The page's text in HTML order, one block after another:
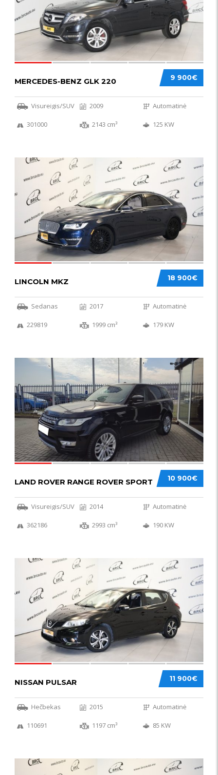
9 900€
MERCEDES-BENZ GLK 220
Visureigis/SUV 2009 Automatinė
301000 2143 cm³ 125 KW
18 900€
LINCOLN MKZ
Sedanas 2017 Automatinė
229819 1999 cm³ 179 KW
10 900€
LAND ROVER RANGE ROVER SPORT
Visureigis/SUV 2014 Automatinė
362186 2993 cm³ 190 KW
11 900€
NISSAN PULSAR
Hečbekas 2015 Automatinė
110691 1197 cm³ 85 KW
49